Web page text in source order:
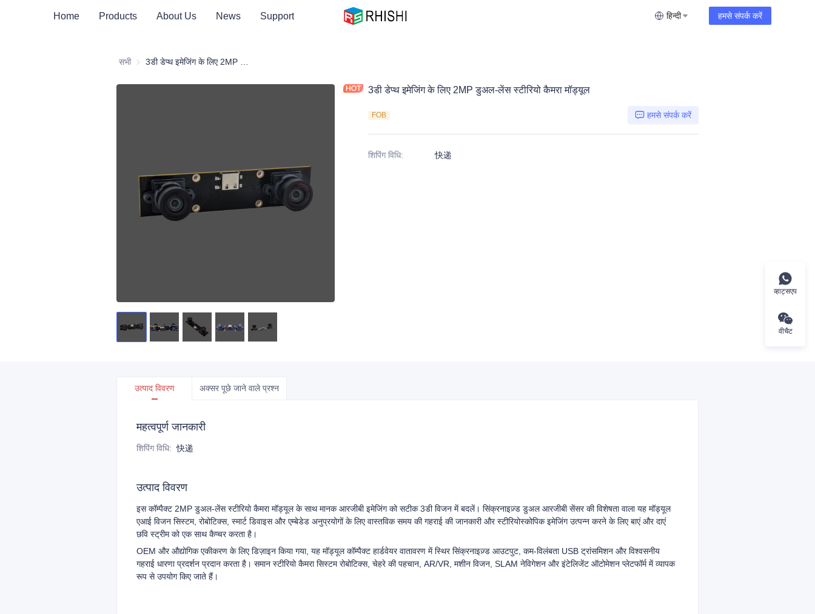
Home Products About Us News Support हिन्दी हमसे संपर्क करें
सभी
3डी डेप्थ इमेजिंग के लिए 2MP डुअल-लेंस स्टीरियो कैमरा मॉड्यूल
FOB हमसे संपर्क करें
शिपिंग विधि: 快递
उत्पाद विवरण अक्सर पूछे जाने वाले प्रश्न
महत्वपूर्ण जानकारी
शिपिंग विधि: 快递
उत्पाद विवरण
इस कॉम्पैक्ट 2MP डुअल-लेंस स्टीरियो कैमरा मॉड्यूल के साथ मानक आरजीबी इमेजिंग को सटीक 3डी विजन में बदलें। सिंक्रनाइज़्ड डुअल आरजीबी सेंसर की विशेषता वाला यह मॉड्यूल
एआई विजन सिस्टम, रोबोटिक्स, स्मार्ट डिवाइस और एम्बेडेड अनुप्रयोगों के लिए वास्तविक समय की गहराई की जानकारी और स्टीरियोस्कोपिक इमेजिंग उत्पन्न करने के लिए बाएं और दाएं
छवि स्ट्रीम को एक साथ कैप्चर करता है।
OEM और औद्योगिक एकीकरण के लिए डिज़ाइन किया गया, यह मॉड्यूल कॉम्पैक्ट हार्डवेयर वातावरण में स्थिर सिंक्रनाइज़्ड आउटपुट, कम-विलंबता USB ट्रांसमिशन और विश्वसनीय
गहराई धारणा प्रदर्शन प्रदान करता है। समान स्टीरियो कैमरा सिस्टम रोबोटिक्स, चेहरे की पहचान, AR/VR, मशीन विजन, SLAM नेविगेशन और इंटेलिजेंट ऑटोमेशन प्लेटफॉर्म में व्यापक
रूप से उपयोग किए जाते हैं।
व्हाट्सएप
वीचैट